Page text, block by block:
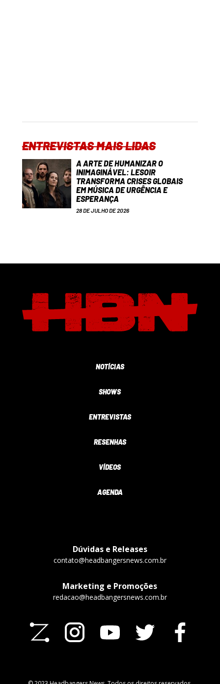
ENTREVISTAS MAIS LIDAS
A ARTE DE HUMANIZAR O
INIMAGINÁVEL: LESOIR
TRANSFORMA CRISES GLOBAIS
EM MÚSICA DE URGÊNCIA E
ESPERANÇA
28 DE JULHO DE 2026
NOTÍCIAS
SHOWS
ENTREVISTAS
RESENHAS
VÍDEOS
AGENDA
Dúvidas e Releases
contato@headbangersnews.com.br
Marketing e Promoções
redacao@headbangersnews.com.br